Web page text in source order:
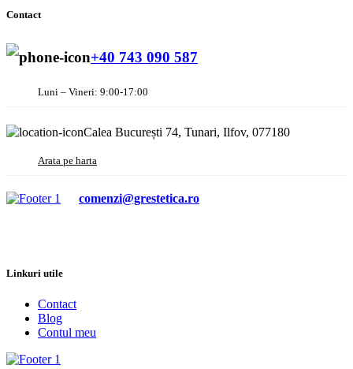
Contact
+40 743 090 587
Luni – Vineri: 9:00-17:00
Calea București 74, Tunari, Ilfov, 077180
Arata pe harta
comenzi@grestetica.ro
Linkuri utile
Contact
Blog
Contul meu